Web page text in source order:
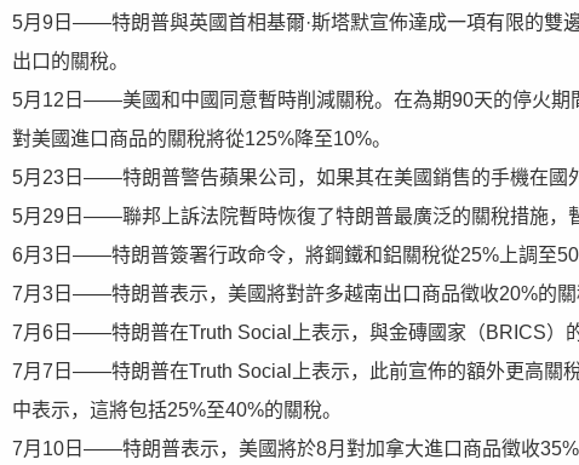
5月9日——特朗普與英國首相基爾·斯塔默宣佈達成一項有限的雙
出口的關稅。
5月12日——美國和中國同意暫時削減關稅。在為期90天的停火期
對美國進口商品的關稅將從125%降至10%。
5月23日——特朗普警告蘋果公司，如果其在美國銷售的手機在國
5月29日——聯邦上訴法院暫時恢復了特朗普最廣泛的關稅措施，
6月3日——特朗普簽署行政命令，將鋼鐵和鋁關稅從25%上調至
7月3日——特朗普表示，美國將對許多越南出口商品徵收20%的關
7月6日——特朗普在Truth Social上表示，與金磚國家（BRICS）
7月7日——特朗普在Truth Social上表示，此前宣佈的額外更高關
中表示，這將包括25%至40%的關稅。
7月10日——特朗普表示，美國將於8月對加拿大進口商品徵收